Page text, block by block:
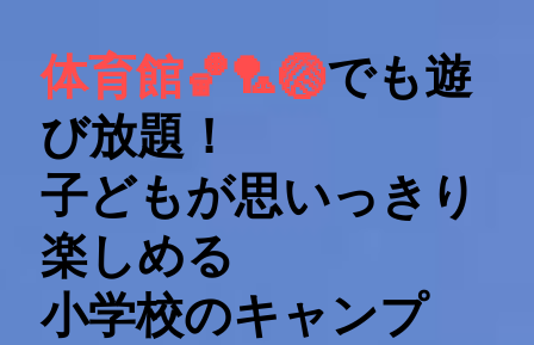
な～んにもない旧小学校に子供たちの歓声が帰
って来た
福知山 里キャンプ場
デイキャンプはサイト料が無料！
連絡帳
体育館🏀🏸🏐でも遊
び放題！
子どもが思いっきり
楽しめる
小学校のキャンプ